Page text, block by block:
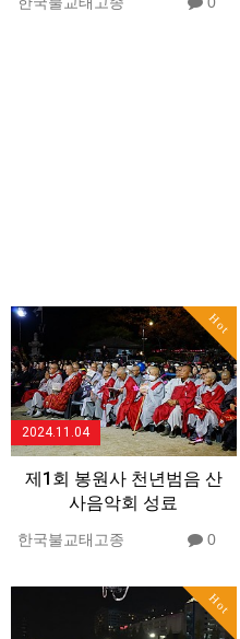
Hot
2024.11.04
제1회 봉원사 천년범음 산
사음악회 성료
한국불교태고종 0
Hot